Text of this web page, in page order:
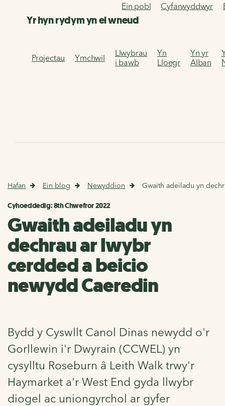
Ein pobl Cyfarwyddwyr
Yr hyn rydym yn ei wneud
Projectau Ymchwil
Llwybrau
i bawb
Yn
Lloegr
Yn yr
Alban
Hafan Ein blog Newyddion Gwaith adeiladu yn
Cyhoeddedig: 8th Chwefror 2022
Gwaith adeiladu yn
dechrau ar lwybr
cerdded a beicio
newydd Caeredin
Bydd y Cyswllt Canol Dinas newydd o'r
Gorllewin i'r Dwyrain (CCWEL) yn
cysylltu Roseburn â Leith Walk trwy'r
Haymarket a'r West End gyda llwybr
diogel ac uniongyrchol ar gyfer